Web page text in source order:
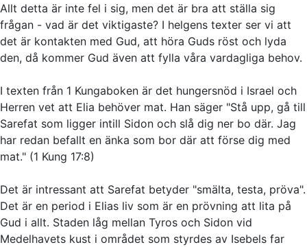
Allt detta är inte fel i sig, men det är bra att ställa sig
frågan - vad är det viktigaste? I helgens texter ser vi att
det är kontakten med Gud, att höra Guds röst och lyda
den, då kommer Gud även att fylla våra vardagliga behov.
I texten från 1 Kungaboken är det hungersnöd i Israel och
Herren vet att Elia behöver mat. Han säger "Stå upp, gå till
Sarefat som ligger intill Sidon och slå dig ner bo där. Jag
har redan befallt en änka som bor där att förse dig med
mat." (1 Kung 17:8)
Det är intressant att Sarefat betyder "smälta, testa, pröva".
Det är en period i Elias liv som är en prövning att lita på
Gud i allt. Staden låg mellan Tyros och Sidon vid
Medelhavets kust i området som styrdes av Isebels far